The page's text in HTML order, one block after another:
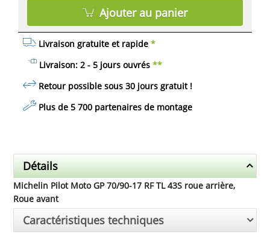
Livraison gratuite et rapide *
Livraison: 2 - 5 jours ouvrés **
Retour possible sous 30 jours gratuit!
Plus de 5 700 partenaires de montage
Ajouter au panier
Détails
Michelin Pilot Moto GP 70/90-17 RF TL 43S roue arrière,
Roue avant
Caractéristiques techniques